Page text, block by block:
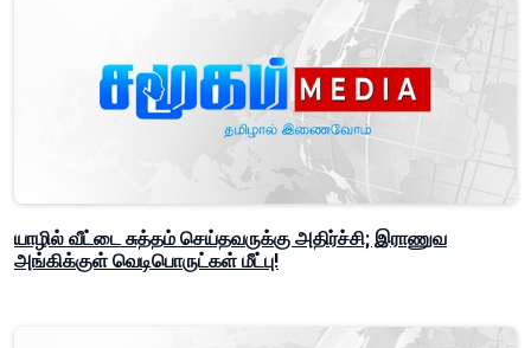
யாழில் வீட்டை சுத்தம் செய்தவருக்கு அதிர்ச்சி; இராணுவ
அங்கிக்குள் வெடிபொருட்கள் மீட்பு!